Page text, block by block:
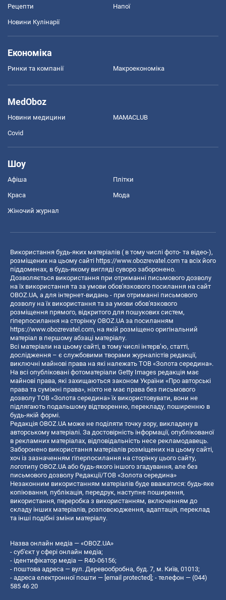
Рецепти Напої
Новини Кулінарії
Економіка
Ринки та компанії Макроекономіка
MedOboz
Новини медицини MAMACLUB
Covid
Шоу
Афіша Плітки
Краса Мода
Жіночий журнал
Використання будь-яких матеріалів ( в тому числі фото- та відео-),
розміщених на цьому сайті https://www.obozrevatel.com та всіх його
піддоменах, в будь-якому вигляді суворо заборонено.
Дозволяється використання при отриманні письмового дозволу
на їх використання та за умови обов'язкового посилання на сайт
OBOZ.UA, а для інтернет-видань - при отриманні письмового
дозволу на їх використання та за умови обов'язкового
розміщення прямого, відкритого для пошукових систем,
гіперпосилання на сторінку OBOZ.UA за посиланням
https://www.obozrevatel.com, на якій розміщено оригінальний
матеріал в першому абзаці матеріалу.
Всі матеріали на цьому сайті, в тому числі інтерв’ю, статті,
дослідження – є службовими творами журналістів редакції,
виключні майнові права на які належать ТОВ «Золота середина».
На всі опубліковані фотоматеріали Getty Images редакція має
майнові права, які захищаються законом України «Про авторські
права та суміжні права», ніхто не має права без письмового
дозволу ТОВ «Золота середина» їх використовувати, вони не
підлягають подальшому відтворенню, перекладу, поширенню в
будь-якій формі.
Редакція OBOZ.UA може не поділяти точку зору, викладену в
авторському матеріалі. За достовірність інформації, опублікованої
в рекламних матеріалах, відповідальність несе рекламодавець.
Заборонено використання матеріалів розміщених на цьому сайті,
хоч із зазначенням гіперпосилання на сторінку цього сайту,
логотипу OBOZ.UA або будь-якого іншого згадування, але без
письмового дозволу Редакції/ТОВ «Золота середина»
Незаконним використанням матеріалів буде вважатися: будь-яке
копiювання, публiкацiя, передрук, наступне поширення,
використання, переробка з використанням, включенням до
складу інших матеріалів, розповсюдження, адаптація, переклад
та інші подібні зміни матеріалу.
Назва онлайн медіа — «OBOZ.UA»
- суб'єкт у сфері онлайн медіа;
- ідентифікатор медіа — R40-06156;
- поштова адреса — вул. Деревообробна, буд. 7, м. Київ, 01013;
- адреса електронної пошти — [email protected]; - телефон — (044)
585 46 20